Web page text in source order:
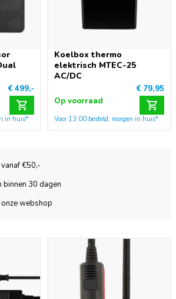
€ 499,-
in huis*
Koelbox thermo
elektrisch MTEC-25
AC/DC
€ 79,95
Op voorraad
Voor 13:00 besteld, morgen in huis*
€50,-
binnen 30 dagen
webshop